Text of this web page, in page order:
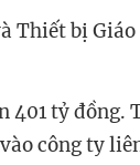
Thiết bị
401 tỷ đồng.
công ty